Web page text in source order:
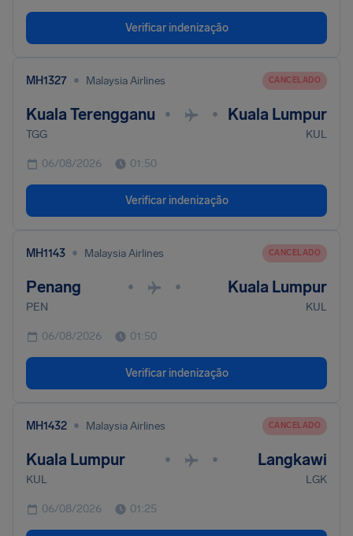
Verificar indenização
MH1327 • Malaysia Airlines CANCELADO
Kuala Terengganu • • Kuala Lumpur
TGG KUL
06/08/2026 01:50
Verificar indenização
MH1143 • Malaysia Airlines CANCELADO
Penang • • Kuala Lumpur
PEN KUL
06/08/2026 01:50
Verificar indenização
MH1432 • Malaysia Airlines CANCELADO
Kuala Lumpur • • Langkawi
KUL LGK
06/08/2026 01:25